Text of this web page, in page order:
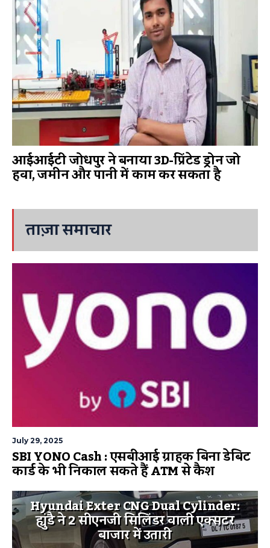
आईआईटी जोधपुर ने बनाया 3D-प्रिंटेड ड्रोन जो
हवा, जमीन और पानी में काम कर सकता है
ताज़ा समाचार
July 29, 2025
SBI YONO Cash : एसबीआई ग्राहक बिना डेबिट
कार्ड के भी निकाल सकते हैं ATM से कैश
Hyundai Exter CNG Dual Cylinder:
ह्युंडै ने 2 सीएनजी सिलिंडर वाली एक्सटर
बाजार में उतारी